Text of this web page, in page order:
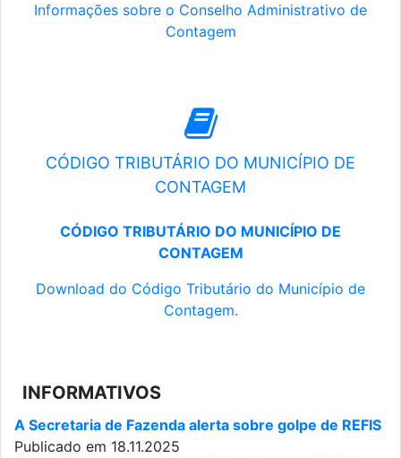
Informações sobre o Conselho Administrativo de
Contagem
CÓDIGO TRIBUTÁRIO DO MUNICÍPIO DE
CONTAGEM
CÓDIGO TRIBUTÁRIO DO MUNICÍPIO DE
CONTAGEM
Download do Código Tributário do Município de
Contagem.
INFORMATIVOS
A Secretaria de Fazenda alerta sobre golpe de REFIS
Publicado em 18.11.2025